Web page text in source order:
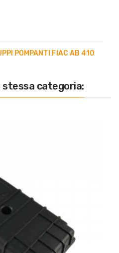
POMPANTI FIAC AB 410
categoria: